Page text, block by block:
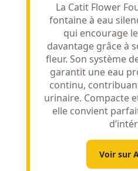
La Catit Flower
fontaine à eau
qui encourage
davantage grâce à
fleur. Son système
garantit une eau
continu,
urinaire. Compacte
elle convient
Voir sur